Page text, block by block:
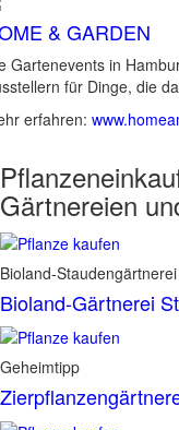
& GARDEN
Gartenevents in
für Dinge, die
erfahren:
Gärtnereien
Bioland-Staudengärtnerei
Bioland-Gärtnerei
Geheimtipp